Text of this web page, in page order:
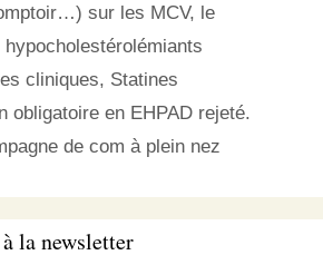
sur les MCV, le
cliniques, Statines
obligatoire en EHPAD rejeté.
de com à plein nez
la newsletter